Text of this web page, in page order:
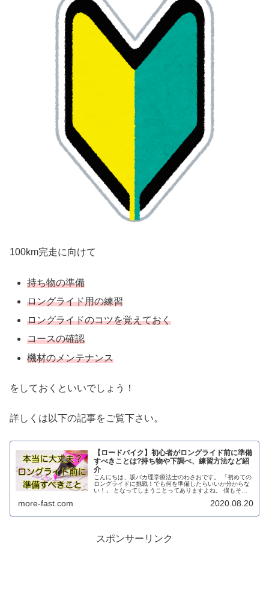
100km完走に向けて
持ち物の準備
ロングライド用の練習
ロングライドのコツを覚えておく
コースの確認
機材のメンテナンス
をしておくといいでしょう！
詳しくは以下の記事をご覧下さい。
【ロードバイク】初心者がロングライド前に準備
すべきことは?持ち物や下調べ、練習方法など紹
介
こんにちは、坂バカ理学療法士のわさおです。 「初めての
ロングライドに挑戦！でも何を準備したらいいか分からな
い！」 となってしまうことってありますよね。 僕もそう
more-fast.com 2020.08.20
スポンサーリンク